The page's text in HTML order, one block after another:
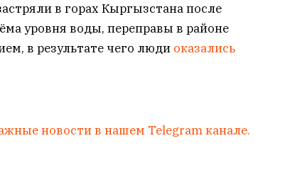
в горах Кыргызстана после
уровня воды, переправы в районе
в результате чего люди оказались
новости в нашем Telegram канале.